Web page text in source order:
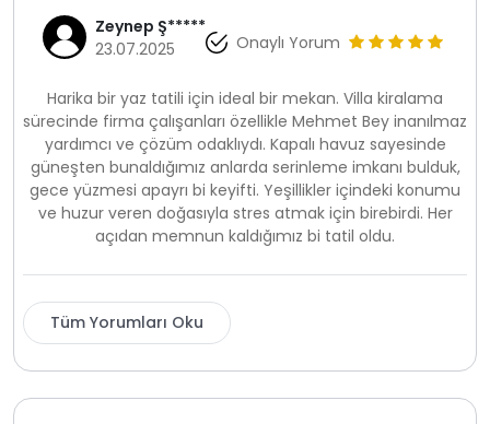
Zeynep Ş*****
23.07.2025
Onaylı Yorum
Harika bir yaz tatili için ideal bir mekan. Villa kiralama
sürecinde firma çalışanları özellikle Mehmet Bey inanılmaz
yardımcı ve çözüm odaklıydı. Kapalı havuz sayesinde
güneşten bunaldığımız anlarda serinleme imkanı bulduk,
gece yüzmesi apayrı bi keyifti. Yeşillikler içindeki konumu
ve huzur veren doğasıyla stres atmak için birebirdi. Her
açıdan memnun kaldığımız bi tatil oldu.
Tüm Yorumları Oku